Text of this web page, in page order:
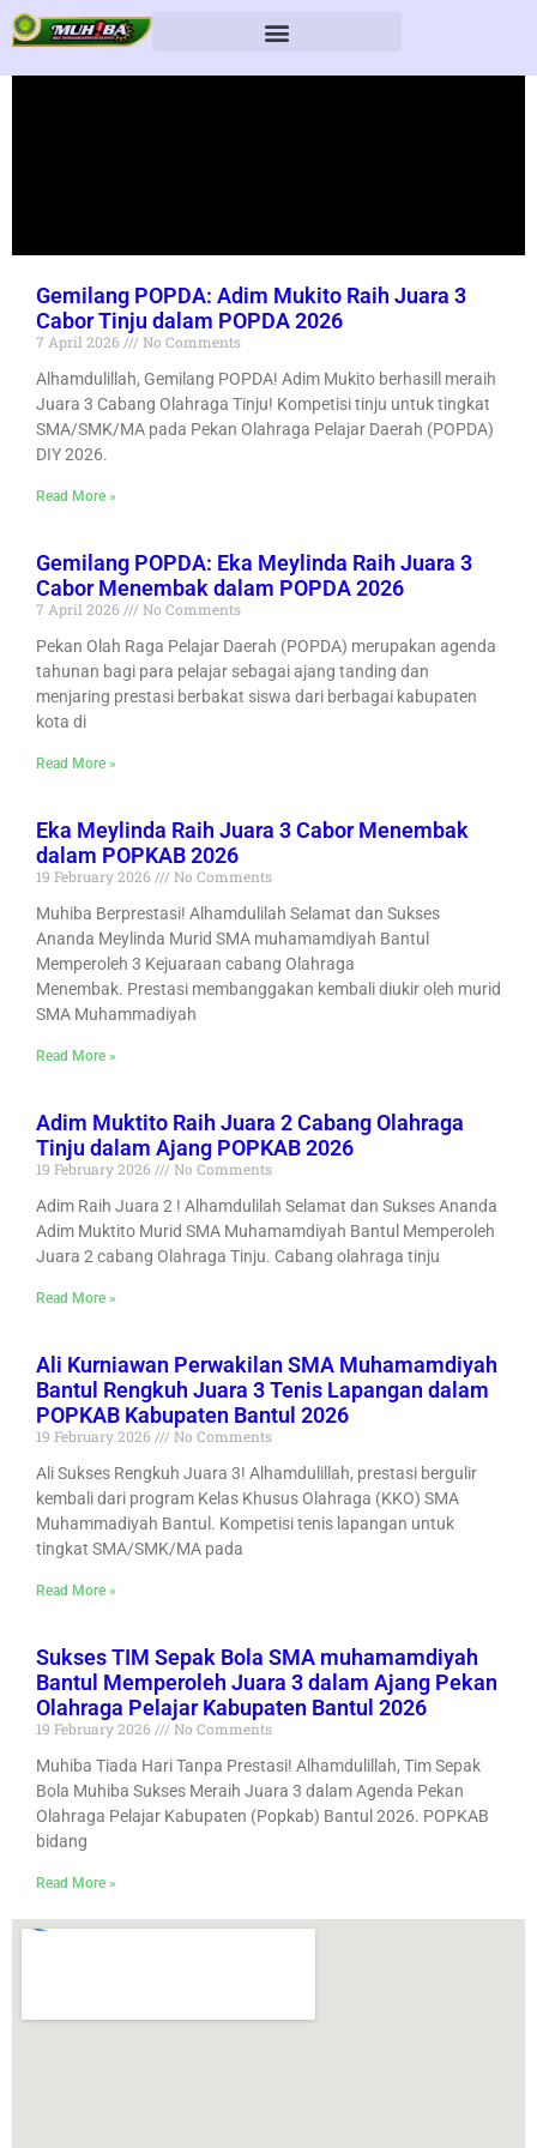
Gemilang POPDA: Adim Mukito Raih Juara 3
Cabor Tinju dalam POPDA 2026
7 April 2026
No Comments
Alhamdulillah, Gemilang POPDA! Adim Mukito berhasill meraih
Juara 3 Cabang Olahraga Tinju! Kompetisi tinju untuk tingkat
SMA/SMK/MA pada Pekan Olahraga Pelajar Daerah (POPDA)
DIY 2026.
Read More »
Gemilang POPDA: Eka Meylinda Raih Juara 3
Cabor Menembak dalam POPDA 2026
7 April 2026
No Comments
Pekan Olah Raga Pelajar Daerah (POPDA) merupakan agenda
tahunan bagi para pelajar sebagai ajang tanding dan
menjaring prestasi berbakat siswa dari berbagai kabupaten
kota di
Read More »
Eka Meylinda Raih Juara 3 Cabor Menembak
dalam POPKAB 2026
19 February 2026
No Comments
Muhiba Berprestasi! Alhamdulilah Selamat dan Sukses
Ananda Meylinda Murid SMA muhamamdiyah Bantul
Memperoleh 3 Kejuaraan cabang Olahraga
Menembak. Prestasi membanggakan kembali diukir oleh murid
SMA Muhammadiyah
Read More »
Adim Muktito Raih Juara 2 Cabang Olahraga
Tinju dalam Ajang POPKAB 2026
19 February 2026
No Comments
Adim Raih Juara 2 ! Alhamdulilah Selamat dan Sukses Ananda
Adim Muktito Murid SMA Muhamamdiyah Bantul Memperoleh
Juara 2 cabang Olahraga Tinju. Cabang olahraga tinju
Read More »
Ali Kurniawan Perwakilan SMA Muhamamdiyah
Bantul Rengkuh Juara 3 Tenis Lapangan dalam
POPKAB Kabupaten Bantul 2026
19 February 2026
No Comments
Ali Sukses Rengkuh Juara 3! Alhamdulillah, prestasi bergulir
kembali dari program Kelas Khusus Olahraga (KKO) SMA
Muhammadiyah Bantul. Kompetisi tenis lapangan untuk
tingkat SMA/SMK/MA pada
Read More »
Sukses TIM Sepak Bola SMA muhamamdiyah
Bantul Memperoleh Juara 3 dalam Ajang Pekan
Olahraga Pelajar Kabupaten Bantul 2026
19 February 2026
No Comments
Muhiba Tiada Hari Tanpa Prestasi! Alhamdulillah, Tim Sepak
Bola Muhiba Sukses Meraih Juara 3 dalam Agenda Pekan
Olahraga Pelajar Kabupaten (Popkab) Bantul 2026. POPKAB
bidang
Read More »